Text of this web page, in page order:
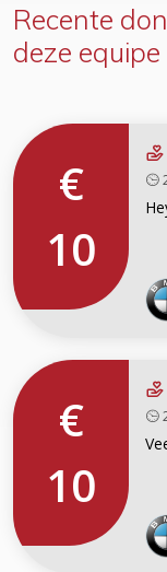
Recente
deze equipe
€
10
€
10